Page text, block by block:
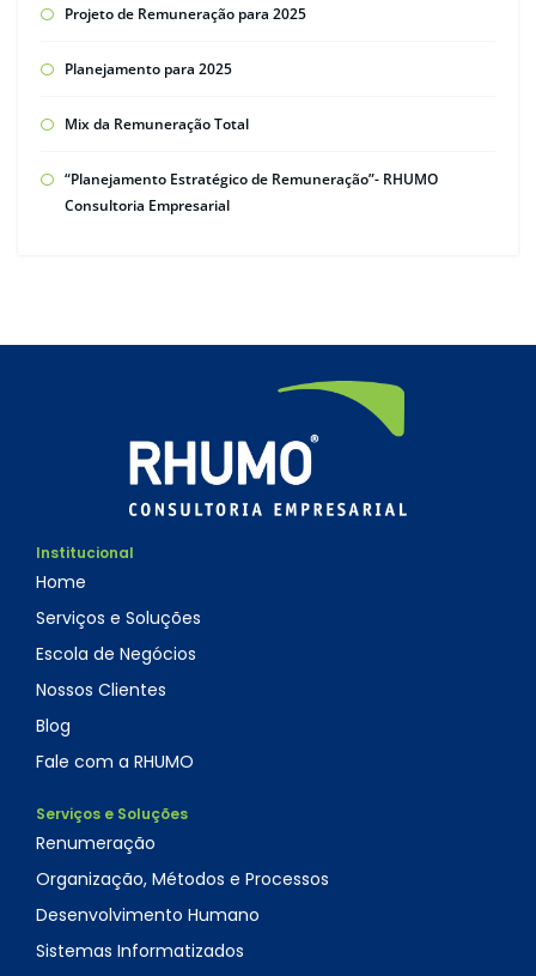
Projeto de Remuneração para 2025
Planejamento para 2025
Mix da Remuneração Total
“Planejamento Estratégico de Remuneração”- RHUMO
Consultoria Empresarial
Institucional
Home
Serviços e Soluções
Escola de Negócios
Nossos Clientes
Blog
Fale com a RHUMO
Serviços e Soluções
Renumeração
Organização, Métodos e Processos
Desenvolvimento Humano
Sistemas Informatizados